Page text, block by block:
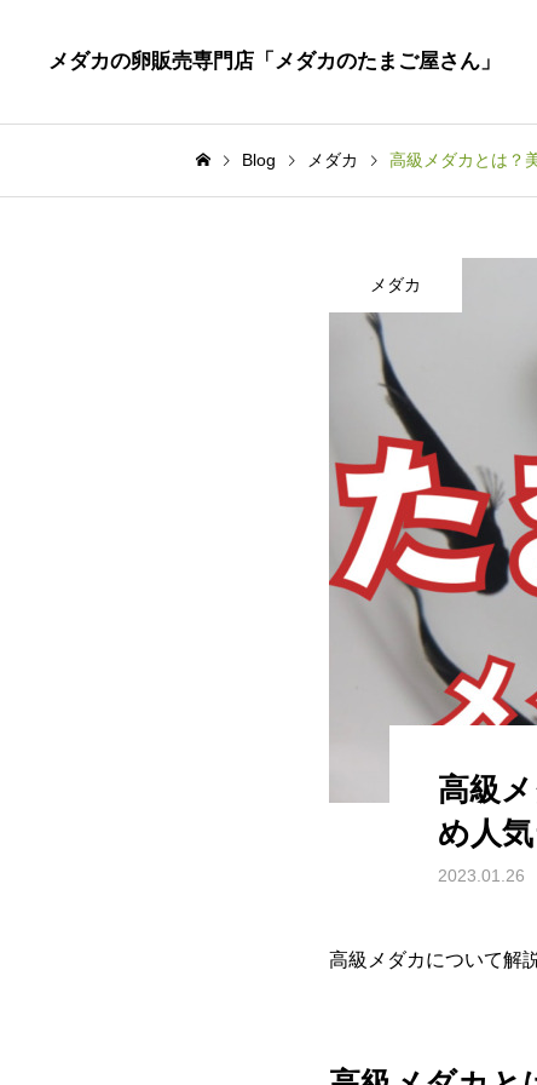
メダカの卵販売専門店「メダカのたまご屋さん」
Blog メダカ 高級メダカとは？
メダカ
高級
め人
2023.01.26
高級メダカについて解